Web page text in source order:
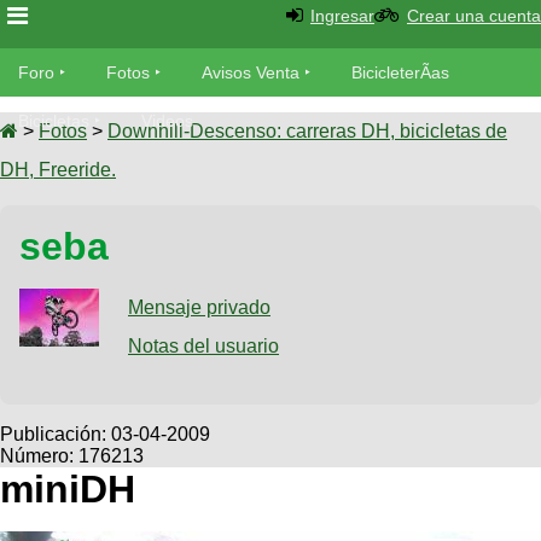
Foro
Foro
TÃ©cnica
Fotos
tu foto
Galeria
XC
Viajes
Descenso
SUBÃ
tu
Buscar
Ultimos
Fotos
BicicleterÃ­
as
Bicicletas
Tandem
Videos
Cicloturismo
Ingresar Crear una cuenta
Foro Fotos Avisos Venta BicicleterÃ­as
Bicicletas Videos
> Fotos > Downhill-Descenso: carreras DH, bicicletas de
DH, Freeride.
seba
Mensaje privado
Notas del usuario
Publicación: 03-04-2009
Número: 176213
miniDH